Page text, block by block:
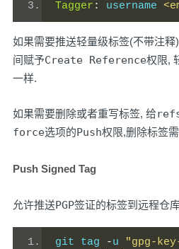
Tagger : username
如果需要推送轻量级标签(不带注释
间赋予Create Reference权限,
一样.
如果需要删除或者重写标签, 给
force选项的Push权限,删除标签
Push Signed Tag
允许推送PGP签证的标签到远程仓
git tag -u "gpg-